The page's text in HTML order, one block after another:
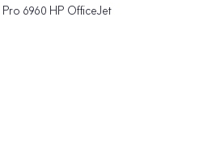
6960 HP OfficeJet